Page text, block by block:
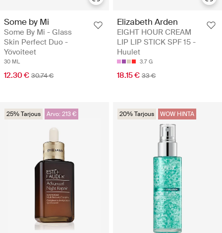
Some by Mi
Some By Mi - Glass
Skin Perfect Duo -
Yövoiteet
30 ML
12.30 € 30.74 €
Elizabeth Arden
EIGHT HOUR CREAM
LIP LIP STICK SPF 15 -
Huulet
3.7 G
18.15 € 33 €
25% Tarjous Arvo: 213 € 20% Tarjous WOW HINTA